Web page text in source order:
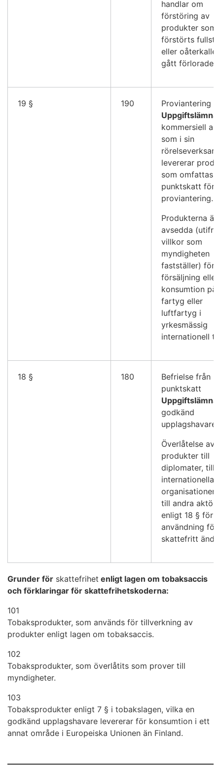
handlar om
förstöring av
produkter som
förstörts
eller
gått förlorade.
19 § 190
Proviantering
kommersiell
som i sin
levererar
som omfattas
punktskatt för
proviantering.
Produkterna är
avsedda
villkor som
myndigheten
fastställer) för
försäljning eller
konsumtion på
fartyg eller
luftfartyg i
yrkesmässig
internationell
18 § 180
Befrielse från
punktskatt
godkänd
upplagshavare
Överlåtelse av
produkter till
diplomater, till
internationella
organisationer
till andra
enligt 18 § för
användning för
skattefritt
Grunder för skattefrihet enligt lagen om tobaksaccis
och förklaringar för skattefrihetskoderna:
101
Tobaksprodukter, som används för tillverkning av
produkter enligt lagen om tobaksaccis.
102
Tobaksprodukter, som överlåtits som prover till
myndigheter.
103
Tobaksprodukter enligt 7 § i tobakslagen, vilka en
godkänd upplagshavare levererar för konsumtion i ett
annat område i Europeiska Unionen än Finland.